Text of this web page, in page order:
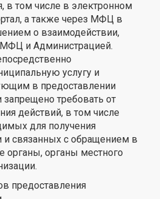
в том числе в электронном
а также через МФЦ в
о взаимодействии,
и Администрацией.
услугу и
в предоставлении
требовать от
действий, в том числе
для получения
и связанных с обращением в
органы, органы местного
предоставления